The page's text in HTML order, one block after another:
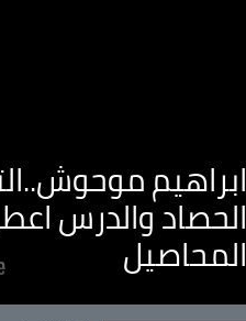
ابراهيم
الحصاد والدرس
المحاصيل